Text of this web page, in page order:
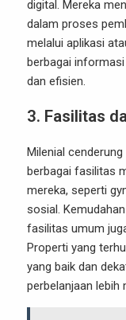
digital. Mereka
dalam proses
melalui aplikasi
berbagai
dan efisien.
3. Fasilitas
Milenial
berbagai fasilitas
mereka, seperti
sosial.
fasilitas umum
Properti yang
yang baik dan
perbelanjaan lebih